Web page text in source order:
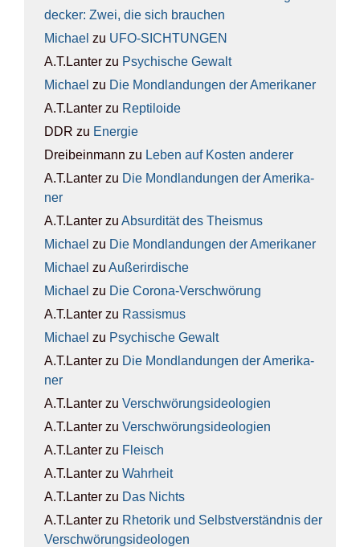
de­cker: Zwei, die sich brau­chen
Michael zu UFO-SICH­TUN­GEN
A.T.Lanter zu Psy­chi­sche Gewalt
Michael zu Die Mond­lan­dun­gen der Ame­ri­ka­ner
A.T.Lanter zu Rep­ti­lo­ide
DDR zu Ener­gie
Dreibeinmann zu Leben auf Kos­ten ande­rer
A.T.Lanter zu Die Mond­lan­dun­gen der Ame­ri­ka­
ner
A.T.Lanter zu Absur­di­tät des The­is­mus
Michael zu Die Mond­lan­dun­gen der Ame­ri­ka­ner
Michael zu Außer­ir­di­sche
Michael zu Die Coro­na-Ver­schwö­rung
A.T.Lanter zu Ras­sis­mus
Michael zu Psy­chi­sche Gewalt
A.T.Lanter zu Die Mond­lan­dun­gen der Ame­ri­ka­
ner
A.T.Lanter zu Ver­schwö­rungs­ideo­lo­gien
A.T.Lanter zu Ver­schwö­rungs­ideo­lo­gien
A.T.Lanter zu Fleisch
A.T.Lanter zu Wahr­heit
A.T.Lanter zu Das Nichts
A.T.Lanter zu Rhe­to­rik und Selbst­ver­ständ­nis der
Ver­schwö­rungs­ideo­lo­gen